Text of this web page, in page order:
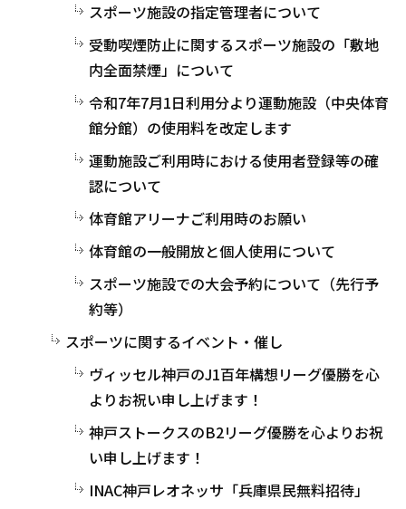
スポーツ施設の指定管理者について
受動喫煙防止に関するスポーツ施設の「敷地
内全面禁煙」について
令和7年7月1日利用分より運動施設（中央体育
館分館）の使用料を改定します
運動施設ご利用時における使用者登録等の確
認について
体育館アリーナご利用時のお願い
体育館の一般開放と個人使用について
スポーツ施設での大会予約について（先行予
約等）
スポーツに関するイベント・催し
ヴィッセル神戸のJ1百年構想リーグ優勝を心
よりお祝い申し上げます！
神戸ストークスのB2リーグ優勝を心よりお祝
い申し上げます！
INAC神戸レオネッサ「兵庫県民無料招待」